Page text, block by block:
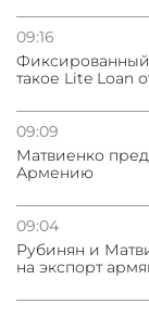
09:16
Фиксированный
такое Lite Loan
09:09
Матвиенко
Армению
09:04
Рубинян и
на экспорт